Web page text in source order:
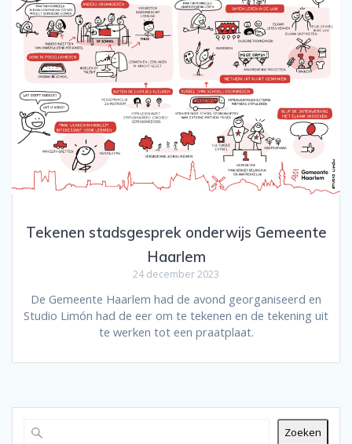
Tekenen stadsgesprek onderwijs Gemeente
Haarlem
24 december 2023
De Gemeente Haarlem had de avond georganiseerd en
Studio Limón had de eer om te tekenen en de tekening uit
te werken tot een praatplaat.
Zoeken